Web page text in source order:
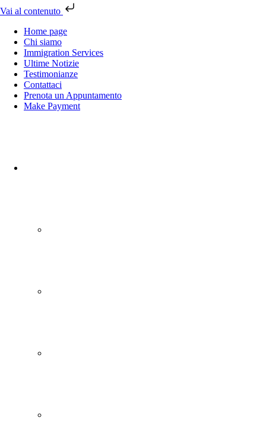
Vai al contenuto
Home page
Chi siamo
Immigration Services
Ultime Notizie
Testimonianze
Contattaci
Prenota un Appuntamento
Make Payment